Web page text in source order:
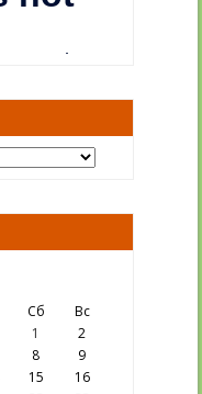
Сб
Вс
1
2
8
9
15
16